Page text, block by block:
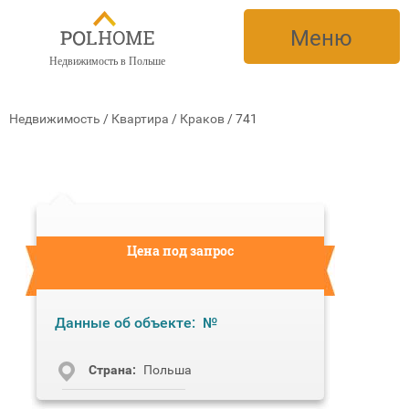
Недвижимость в Польше
Меню
Недвижимость / Квартира / Краков /741
Цена под запрос
Данные об объекте: №
Cтрана: Польша